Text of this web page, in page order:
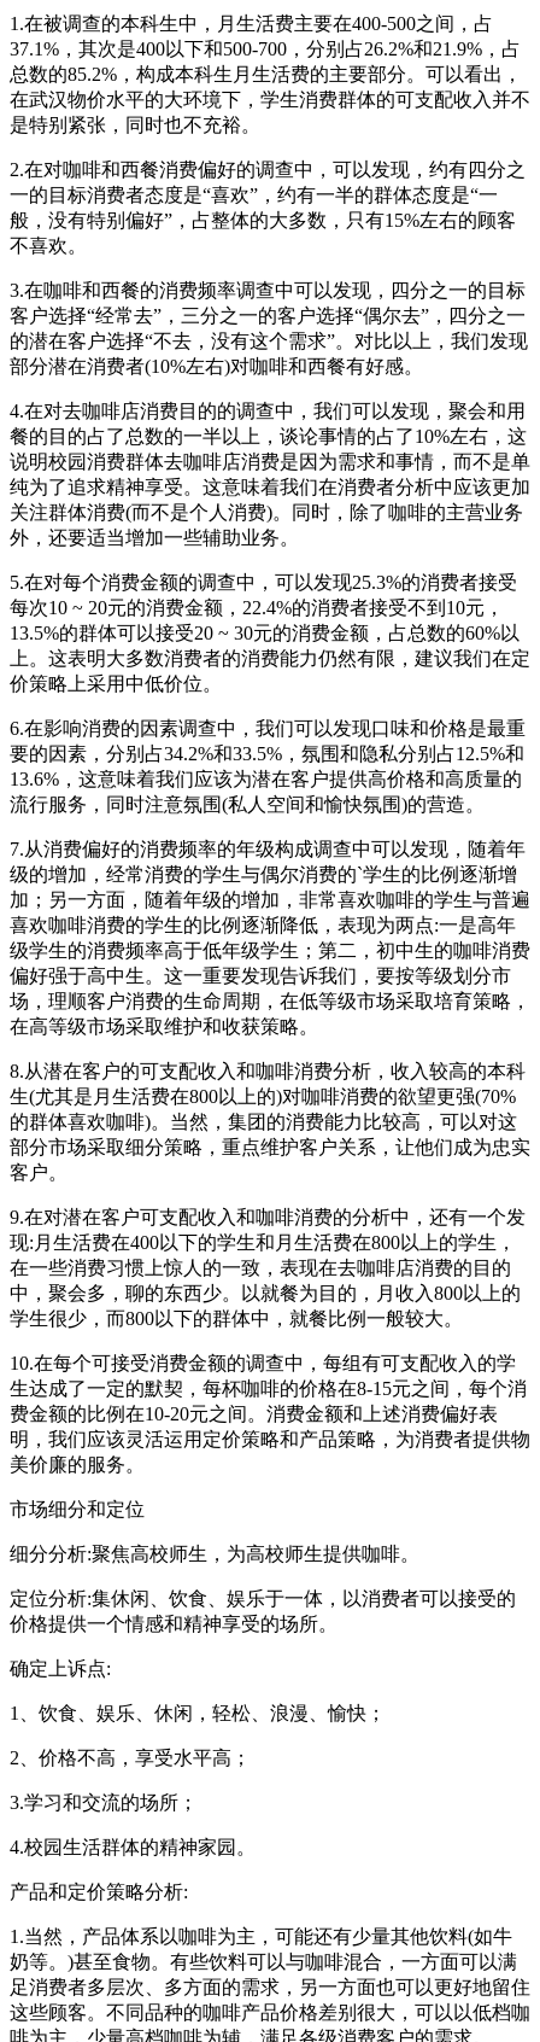
1.在被调查的本科生中，月生活费主要在400-500之间，占
37.1%，其次是400以下和500-700，分别占26.2%和21.9%，占
总数的85.2%，构成本科生月生活费的主要部分。可以看出，
在武汉物价水平的大环境下，学生消费群体的可支配收入并不
是特别紧张，同时也不充裕。
2.在对咖啡和西餐消费偏好的调查中，可以发现，约有四分之
一的目标消费者态度是“喜欢”，约有一半的群体态度是“一
般，没有特别偏好”，占整体的大多数，只有15%左右的顾客
不喜欢。
3.在咖啡和西餐的消费频率调查中可以发现，四分之一的目标
客户选择“经常去”，三分之一的客户选择“偶尔去”，四分之一
的潜在客户选择“不去，没有这个需求”。对比以上，我们发现
部分潜在消费者(10%左右)对咖啡和西餐有好感。
4.在对去咖啡店消费目的的调查中，我们可以发现，聚会和用
餐的目的占了总数的一半以上，谈论事情的占了10%左右，这
说明校园消费群体去咖啡店消费是因为需求和事情，而不是单
纯为了追求精神享受。这意味着我们在消费者分析中应该更加
关注群体消费(而不是个人消费)。同时，除了咖啡的主营业务
外，还要适当增加一些辅助业务。
5.在对每个消费金额的调查中，可以发现25.3%的消费者接受
每次10 ~ 20元的消费金额，22.4%的消费者接受不到10元，
13.5%的群体可以接受20 ~ 30元的消费金额，占总数的60%以
上。这表明大多数消费者的消费能力仍然有限，建议我们在定
价策略上采用中低价位。
6.在影响消费的因素调查中，我们可以发现口味和价格是最重
要的因素，分别占34.2%和33.5%，氛围和隐私分别占12.5%和
13.6%，这意味着我们应该为潜在客户提供高价格和高质量的
流行服务，同时注意氛围(私人空间和愉快氛围)的营造。
7.从消费偏好的消费频率的年级构成调查中可以发现，随着年
级的增加，经常消费的学生与偶尔消费的`学生的比例逐渐增
加；另一方面，随着年级的增加，非常喜欢咖啡的学生与普遍
喜欢咖啡消费的学生的比例逐渐降低，表现为两点:一是高年
级学生的消费频率高于低年级学生；第二，初中生的咖啡消费
偏好强于高中生。这一重要发现告诉我们，要按等级划分市
场，理顺客户消费的生命周期，在低等级市场采取培育策略，
在高等级市场采取维护和收获策略。
8.从潜在客户的可支配收入和咖啡消费分析，收入较高的本科
生(尤其是月生活费在800以上的)对咖啡消费的欲望更强(70%
的群体喜欢咖啡)。当然，集团的消费能力比较高，可以对这
部分市场采取细分策略，重点维护客户关系，让他们成为忠实
客户。
9.在对潜在客户可支配收入和咖啡消费的分析中，还有一个发
现:月生活费在400以下的学生和月生活费在800以上的学生，
在一些消费习惯上惊人的一致，表现在去咖啡店消费的目的
中，聚会多，聊的东西少。以就餐为目的，月收入800以上的
学生很少，而800以下的群体中，就餐比例一般较大。
10.在每个可接受消费金额的调查中，每组有可支配收入的学
生达成了一定的默契，每杯咖啡的价格在8-15元之间，每个消
费金额的比例在10-20元之间。消费金额和上述消费偏好表
明，我们应该灵活运用定价策略和产品策略，为消费者提供物
美价廉的服务。
市场细分和定位
细分分析:聚焦高校师生，为高校师生提供咖啡。
定位分析:集休闲、饮食、娱乐于一体，以消费者可以接受的
价格提供一个情感和精神享受的场所。
确定上诉点:
1、饮食、娱乐、休闲，轻松、浪漫、愉快；
2、价格不高，享受水平高；
3.学习和交流的场所；
4.校园生活群体的精神家园。
产品和定价策略分析:
1.当然，产品体系以咖啡为主，可能还有少量其他饮料(如牛
奶等。)甚至食物。有些饮料可以与咖啡混合，一方面可以满
足消费者多层次、多方面的需求，另一方面也可以更好地留住
这些顾客。不同品种的咖啡产品价格差别很大，可以以低档咖
啡为主，少量高档咖啡为辅，满足各级消费客户的需求。